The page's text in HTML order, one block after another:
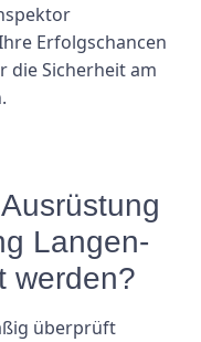
Erfolgschancen
die Sicherheit am
Langen-
werden?
überprüft